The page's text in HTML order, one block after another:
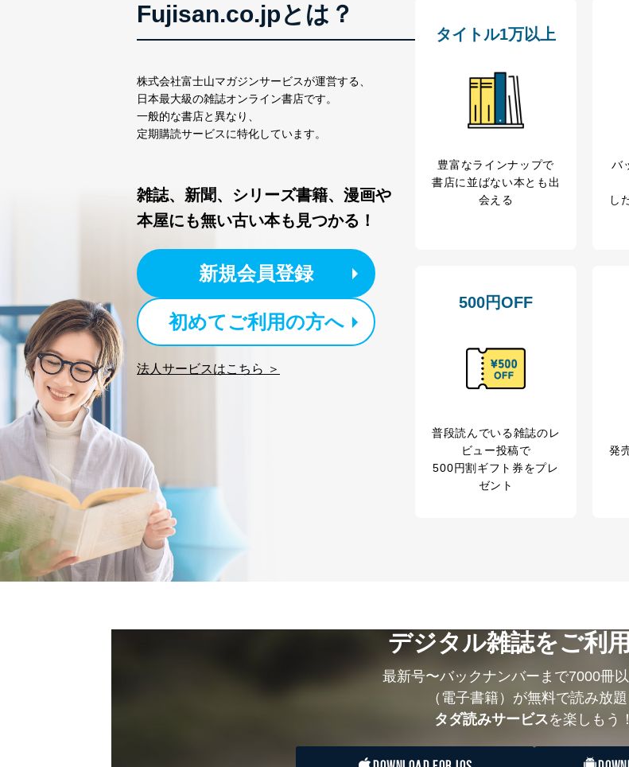
株式会社富士山マガジンサービス
１．個人情報保護管理者
当社は以下の個人情報保護管理者を設置し、個人情報保護管理者の責任のもと、
いたします。
株式会社富士山マガジンサービス
代表取締役会長 西野 伸一郎
個人情報保護管理者: 経営管理グループディレクター 前田 嘉也
当社が取り扱う開示対象個人情報の利用目的は次のとおりです。
No
個人情報の種類
1
当社の定期購読サービス等をご利用の方の個
商品代金回収のため
ｅメール等による商品、サービ
個人が特定できない形で取得し
当社にお問合わせいただいた方の個人情報 お問い合わせ対応、トラブル対処
カスタマーQ＆Aサイトの投稿内
ｅメール等によるカスタマーQ＆
ｅメール等による商品、サービ
社の
報
その他当社のプライバシーポリシ
※上記の利用目的のうちNo.1～5については保有個人データ（開示対象個人情報）
なお、6、7については、パートナー（提携企業）様又は各SNS運営会社様にご請
当社は、取得した個人情報を適切に管理し､あらかじめ本人の同意を得ることなく
Fujisan.co.jpとは？
株式会社富士山マガジンサービスが運営する、
日本最大級の雑誌オンライン書店です。
一般的な書店と異なり、
定期購読サービスに特化しています。
雑誌、新聞、シリーズ書籍、漫画や
本屋にも無い古い本も見つかる！
新規会員登録
初めてご利用の方へ
法人サービスはこちら ＞
タイトル1万以上
豊富なラインナップで
書店に並ばない本とも出
会える
バ
し
500円OFF
普段読んでいる雑誌のレ
ビュー投稿で
500円割ギフト券をプレ
ゼント
発
デジタル雑誌をご利
最新号〜バックナンバーまで7000冊
（電子書籍）が無料で読み放題
タダ読みサービスを楽しもう！